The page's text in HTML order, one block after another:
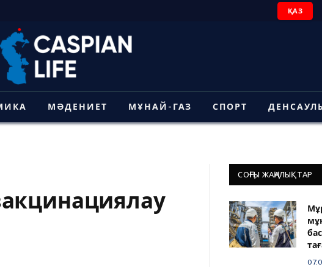
ҚАЗ
МӘДЕНИЕТ МҰНАЙ-ГАЗ СПОРТ
СОҢҒЫ ЖАҢАЛЫҚТАР